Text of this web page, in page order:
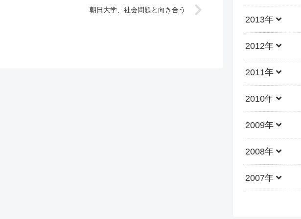
朝日大学、社会問題と向き合う
2013年
2012年
2011年
2010年
2009年
2008年
2007年